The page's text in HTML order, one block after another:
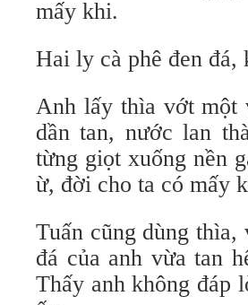
mấy khi.
Hai ly cà phê đen
Anh lấy thìa vớt một
dần tan, nước lan
từng giọt xuống nền
ừ, đời cho ta có mấy
Tuấn cũng dùng
đá của anh vừa tan
Thấy anh không đáp